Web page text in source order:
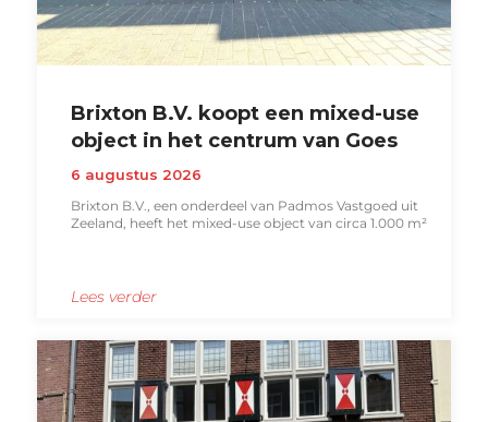
Brixton B.V. koopt een mixed-use
object in het centrum van Goes
6 augustus 2026
Brixton B.V., een onderdeel van Padmos Vastgoed uit
Zeeland, heeft het mixed-use object van circa 1.000 m²
Lees verder